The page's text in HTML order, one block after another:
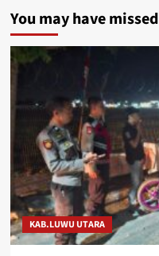
You may have missed
KAB.LUWU UTARA